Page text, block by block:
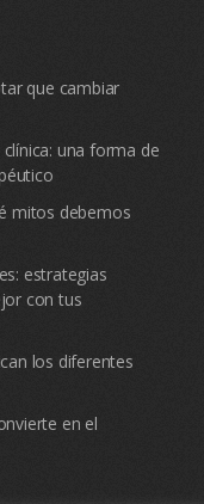
que cambiar
una forma de
mitos debemos
estrategias
con tus
los diferentes
en el